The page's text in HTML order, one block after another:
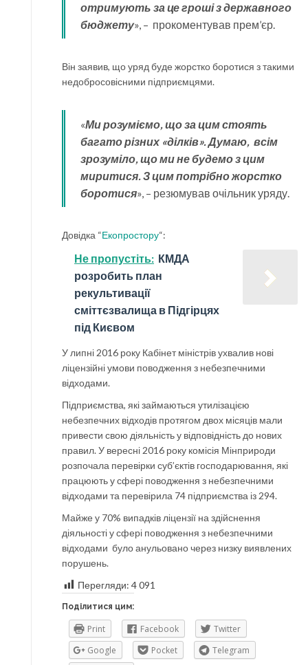
отримують за це гроші з державного
бюджету», – прокоментував прем’єр.
Він заявив, що уряд буде жорстко боротися з такими
недобросовісними підприємцями.
«Ми розуміємо, що за цим стоять
багато різних «ділків». Думаю, всім
зрозуміло, що ми не будемо з цим
миритися. З цим потрібно жорстко
боротися», – резюмував очільник уряду.
Довідка “Екопростору“:
Не пропустіть: КМДА
розробить план
рекультивації
сміттєзвалища в Підгірцях
під Києвом
У липні 2016 року Кабінет міністрів ухвалив нові
ліцензійні умови поводження з небезпечними
відходами.
Підприємства, які займаються утилізацією
небезпечних відходів протягом двох місяців мали
привести свою діяльність у відповідність до нових
правил. У вересні 2016 року комісія Мінприроди
розпочала перевірки суб’єктів господарювання, які
працюють у сфері поводження з небезпечними
відходами та перевірила 74 підприємства із 294.
Майже у 70% випадків ліцензії на здійснення
діяльності у сфері поводження з небезпечними
відходами було анульовано через низку виявлених
порушень.
Перегляди: 4 091
Поділитися цим:
Print Facebook
Twitter
Google
Pocket
Telegram